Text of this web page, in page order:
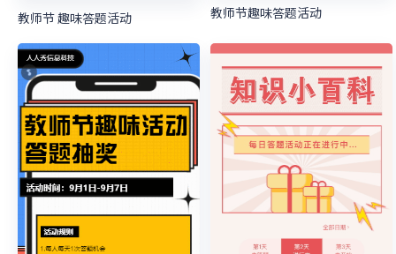
教师节 趣味答题活动 教师节趣味答题活动